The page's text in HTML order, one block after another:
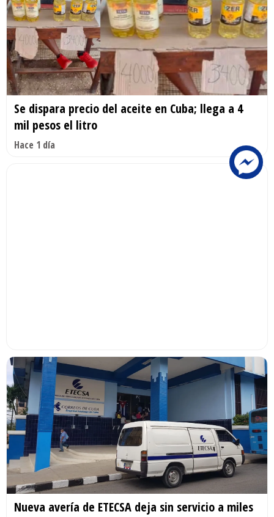
Se dispara precio del aceite en Cuba; llega a 4
mil pesos el litro
Hace 1 día
Nueva avería de ETECSA deja sin servicio a miles